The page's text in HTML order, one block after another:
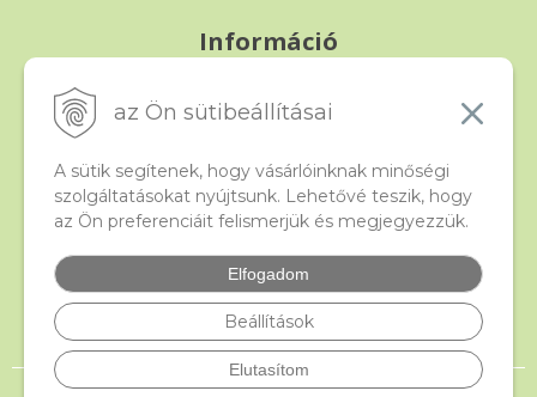
az Ön sütibeállításai
A sütik segítenek, hogy vásárlóinknak minőségi
szolgáltatásokat nyújtsunk. Lehetővé teszik, hogy
az Ön preferenciáit felismerjük és megjegyezzük.
Elfogadom
Beállítások
Elutasítom
Információ
Panasz, árucsere és visszáru
Beado
Kapcsolat
Gyakori kérdések
Facebook
© 2026 beado.hu, a gyöngyök webáruháza •NextShop&e-shop Pohoda